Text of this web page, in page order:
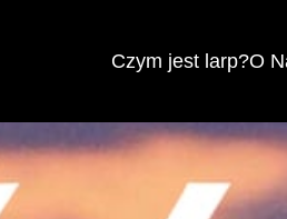
Czym jest larp?O